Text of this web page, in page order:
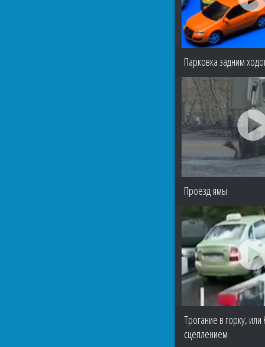
Парковка задним
Проезд ямы
Трогание в горку,
сцеплением